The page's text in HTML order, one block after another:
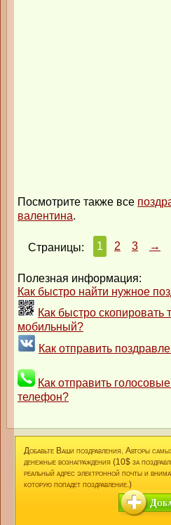
Посмотрите также все
валентина.
Страницы: 1 2 3 →
Полезная информация:
Как быстро найти нужное
Как быстро скопировать
мобильный?
Как отправить
Как отправить
телефон?
Добавьте Ваши поздравления. Авторы
денежные вознаграждения (10$ за
реальный адрес электронной почты и
которую попадет поздравление.)